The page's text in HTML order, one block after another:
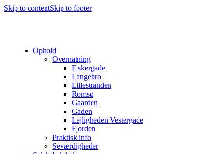
Skip to contentSkip to footer
Ophold
Overnatning
Fiskergade
Langebro
Lillestranden
Romsø
Gaarden
Gaden
Lejligheden Vestergade
Fjorden
Praktisk info
Seværdigheder